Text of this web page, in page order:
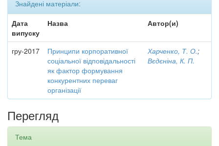
Знайдені матеріали:
Дата
випуску
Назва Автор(и)
гру-2017
Принципи корпоративної
соціальної відповідальності
як фактор формування
конкурентних переваг
організації
Харченко, Т. О.;
Вєдєніна, К. П.
Перегляд
Тема